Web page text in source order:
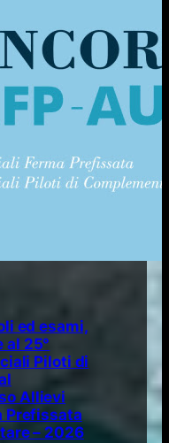
ed esami,
al 25°
Piloti di
Allievi
Prefissata
– 2026